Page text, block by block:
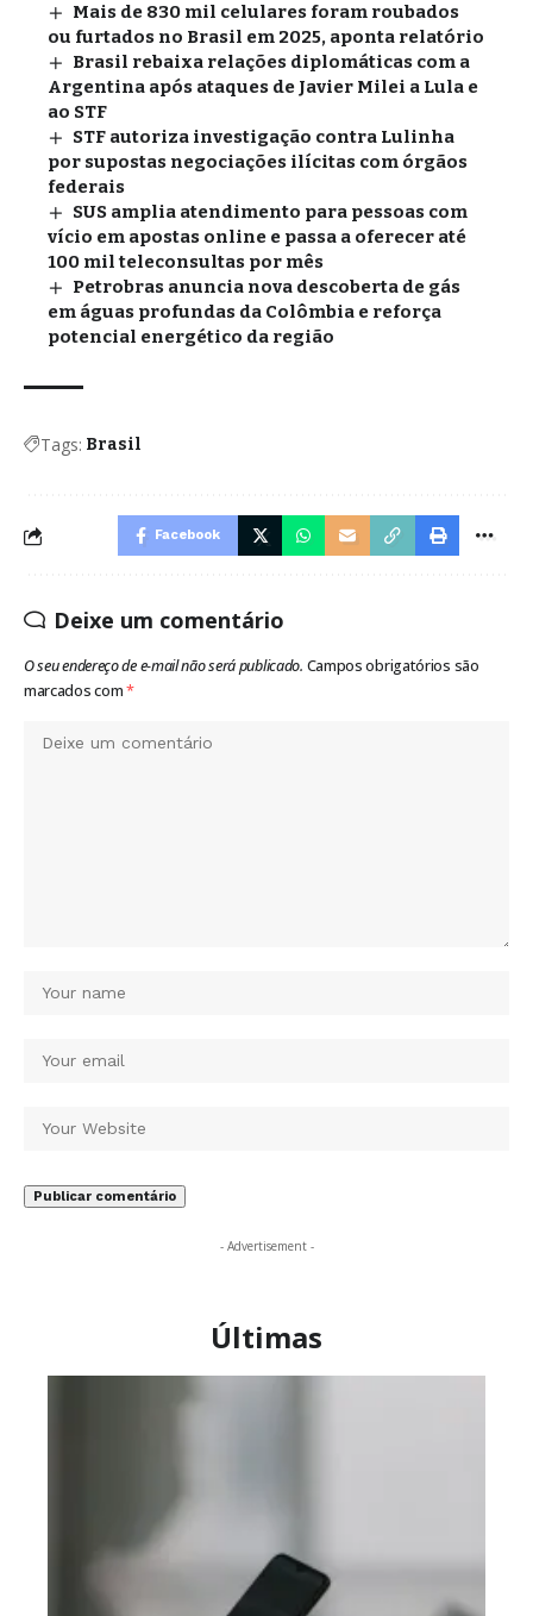
Mais de 830 mil celulares foram roubados
ou furtados no Brasil em 2025, aponta relatório
Brasil rebaixa relações diplomáticas com a
Argentina após ataques de Javier Milei a Lula e
ao STF
STF autoriza investigação contra Lulinha
por supostas negociações ilícitas com órgãos
federais
SUS amplia atendimento para pessoas com
vício em apostas online e passa a oferecer até
100 mil teleconsultas por mês
Petrobras anuncia nova descoberta de gás
em águas profundas da Colômbia e reforça
potencial energético da região
Tags: Brasil
Facebook
Deixe um comentário
O seu endereço de e-mail não será publicado. Campos obrigatórios são
marcados com*
- Advertisement -
Últimas